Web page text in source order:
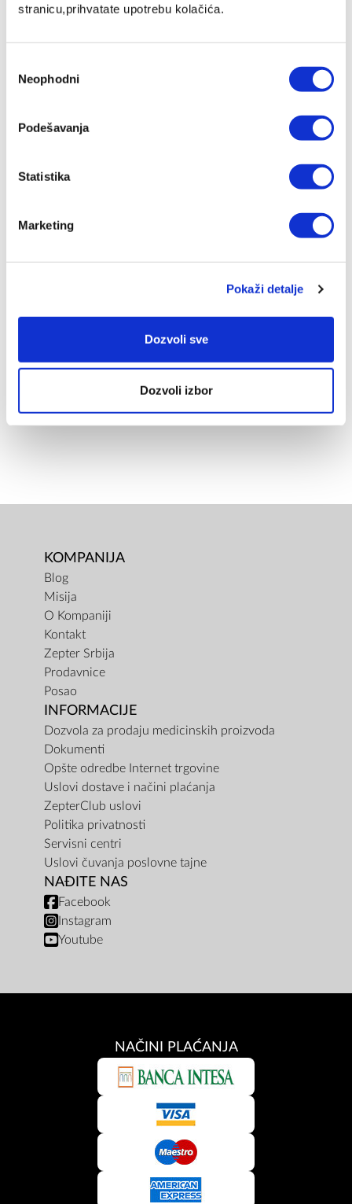
stranicu,prihvatate upotrebu kolačića.
сагласности
Neophodni
Podešavanja
Statistika
Marketing
Pokaži detalje
Dozvoli sve
Dozvoli izbor
PROFESSIONAL KUVARSKI NOŽ 20
ZepterClubČlan -0%
4.602,00 RSD
Kupuješ od -5% do -40%
KOMPANIJA
Blog
Misija
O Kompaniji
Kontakt
Zepter Srbija
Prodavnice
Posao
INFORMACIJE
Dozvola za prodaju medicinskih proizvoda
Dokumenti
Opšte odredbe Internet trgovine
Uslovi dostave i načini plaćanja
ZepterClub uslovi
Politika privatnosti
Servisni centri
Uslovi čuvanja poslovne tajne
NAĐITE NAS
Facebook
Instagram
Youtube
NAČINI PLAĆANJA